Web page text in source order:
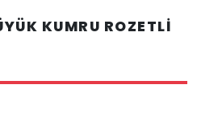
KUMRU ROZETLİ